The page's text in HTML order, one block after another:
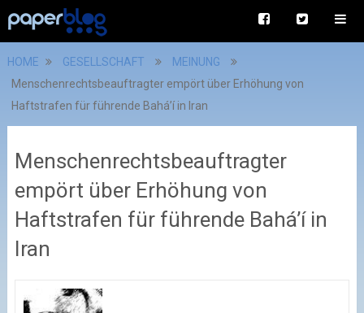
HOME GESELLSCHAFT
MEINUNG
Menschenrechts­beauftragter empört über Erhöhung von
Haftstrafen für führende Bahá’í in Iran
Menschenrechts­beauftragter
empört über Erhöhung von
Haftstrafen für führende Bahá’í in
Iran